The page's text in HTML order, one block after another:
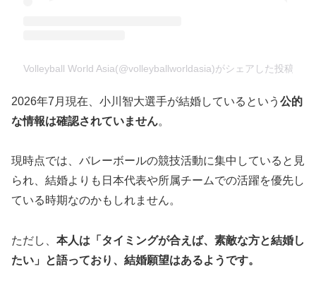
Volleyball World Asia(@volleyballworldasia)がシェアした投稿
2026年7月現在、小川智大選手が結婚しているという 公的
な情報は確認されていません。
現時点では、バレーボールの競技活動に集中していると見
られ、結婚よりも日本代表や所属チームでの活躍を優先し
ている時期なのかもしれません。
ただし、 本人は「タイミングが合えば、素敵な方と結婚し
たい」と語っており、結婚願望はあるようです。